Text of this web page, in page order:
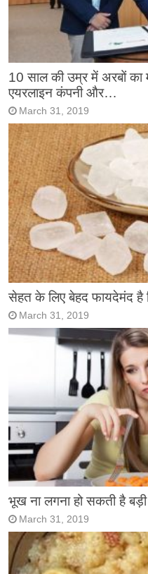
10 साल की उम्र में अरबों का
एयरलाइन कंपनी और…
March 31, 2019
सेहत के लिए बेहद फायदेमंद है
March 31, 2019
भूख ना लगना हो सकती है
March 31, 2019